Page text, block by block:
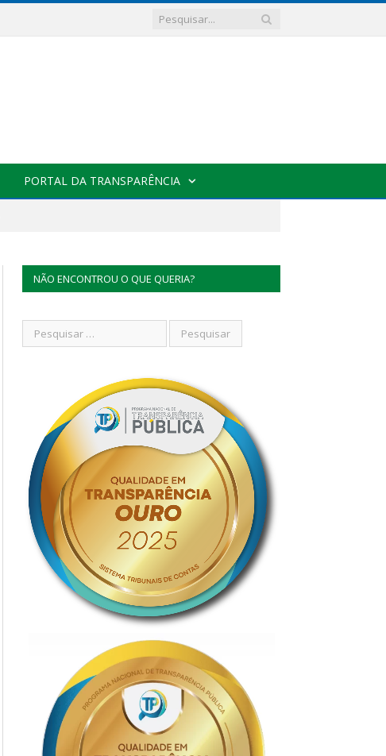
PORTAL DA TRANSPARÊNCIA
NÃO ENCONTROU O QUE QUERIA?